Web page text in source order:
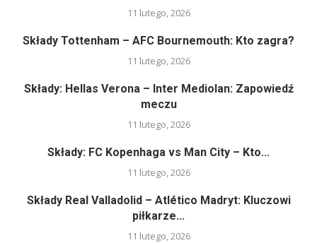
11 lutego, 2026
Składy Tottenham – AFC Bournemouth: Kto zagra?
11 lutego, 2026
Składy: Hellas Verona – Inter Mediolan: Zapowiedź
meczu
11 lutego, 2026
Składy: FC Kopenhaga vs Man City – Kto...
11 lutego, 2026
Składy Real Valladolid – Atlético Madryt: Kluczowi
piłkarze...
11 lutego, 2026